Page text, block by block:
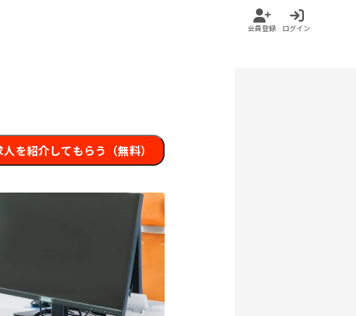
会員登録 ログイン
を紹介してもらう（無料）